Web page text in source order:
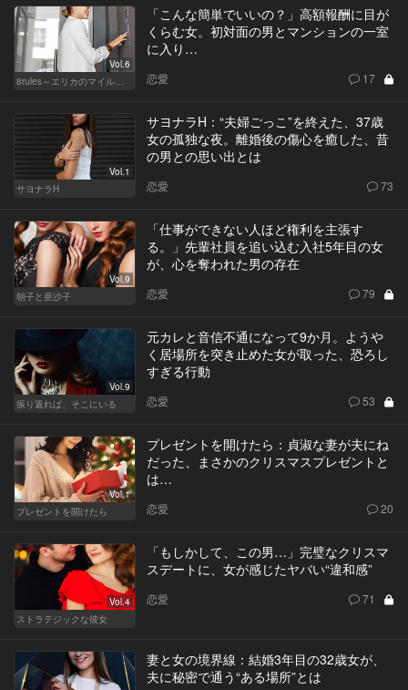
Vol.6
8rules～エリカのマイルール～
「こんな簡単でいいの？」高額報酬に目が
くらむ女。初対面の男とマンションの一室
に入り…
恋愛 17
Vol.1
サヨナラH
サヨナラH：“夫婦ごっこ”を終えた、37歳
女の孤独な夜。離婚後の傷心を癒した、昔
の男との思い出とは
恋愛 73
Vol.9
朝子と亜沙子
「仕事ができない人ほど権利を主張す
る。」先輩社員を追い込む入社5年目の女
が、心を奪われた男の存在
恋愛 79
Vol.9
振り返れば、そこにいる
元カレと音信不通になって9か月。ようや
く居場所を突き止めた女が取った、恐ろし
すぎる行動
恋愛 53
Vol.1
プレゼントを開けたら
プレゼントを開けたら：貞淑な妻が夫にね
だった、まさかのクリスマスプレゼントと
は…
恋愛 20
Vol.4
ストラテジックな彼女
「もしかして、この男…」完璧なクリスマ
スデートに、女が感じたヤバい“違和感”
恋愛 71
妻と女の境界線：結婚3年目の32歳女が、
夫に秘密で通う“ある場所”とは